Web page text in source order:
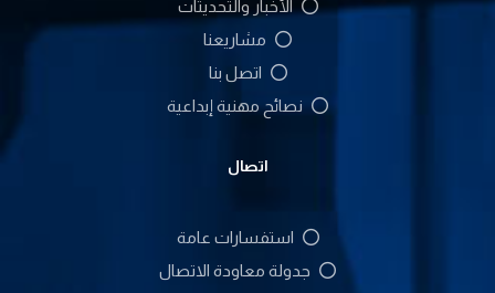
الأخبار والتحديثات
مشاريعنا
اتصل بنا
نصائح مهنية إبداعية
اتصال
استفسارات عامة
جدولة معاودة الاتصال